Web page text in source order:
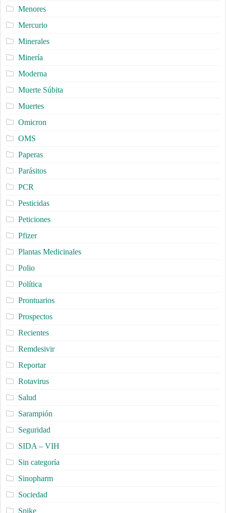
Menores
Mercurio
Minerales
Minería
Moderna
Muerte Súbita
Muertes
Omicron
OMS
Paperas
Parásitos
PCR
Pesticidas
Peticiones
Pfizer
Plantas Medicinales
Polio
Política
Prontuarios
Prospectos
Recientes
Remdesivir
Reportar
Rotavirus
Salud
Sarampión
Seguridad
SIDA – VIH
Sin categoría
Sinopharm
Sociedad
Spike